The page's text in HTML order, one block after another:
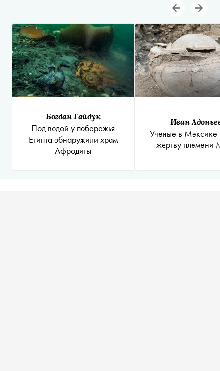
Богдан Гайдук
Под водой у побережья
Египта обнаружили храм
Афродиты
Иван
Ученые в Мексике
жертву племени